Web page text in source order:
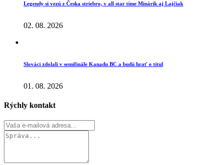
Legendy si vezú z Česka striebro, v all star tíme Minárik aj Lajčiak
02. 08. 2026
Slováci zdolali v semifinále Kanadu BC a budú hrať o titul
01. 08. 2026
Rýchly kontakt